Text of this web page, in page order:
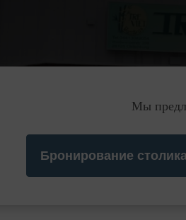
Мы
Бронирование